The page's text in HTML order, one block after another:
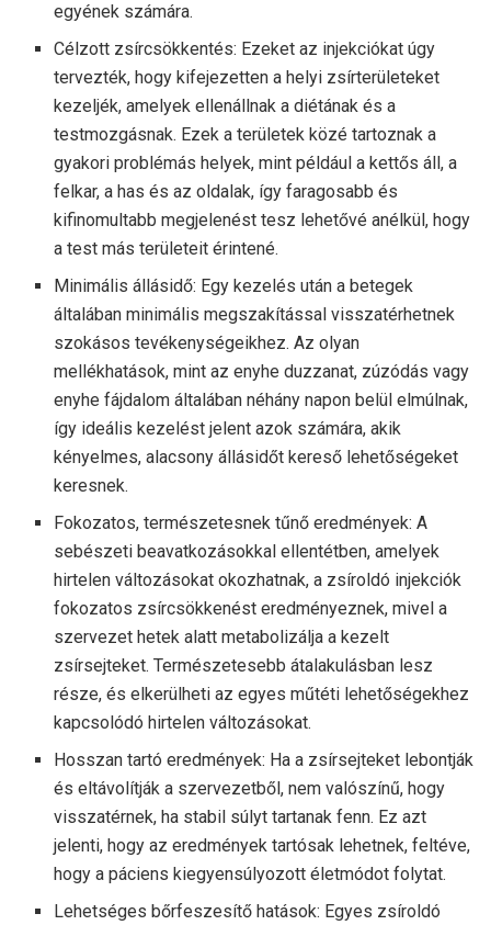
egyének számára.
Célzott zsírcsökkentés: Ezeket az injekciókat úgy
tervezték, hogy kifejezetten a helyi zsírterületeket
kezeljék, amelyek ellenállnak a diétának és a
testmozgásnak. Ezek a területek közé tartoznak a
gyakori problémás helyek, mint például a kettős áll, a
felkar, a has és az oldalak, így faragosabb és
kifinomultabb megjelenést tesz lehetővé anélkül, hogy
a test más területeit érintené.
Minimális állásidő: Egy kezelés után a betegek
általában minimális megszakítással visszatérhetnek
szokásos tevékenységeikhez. Az olyan
mellékhatások, mint az enyhe duzzanat, zúzódás vagy
enyhe fájdalom általában néhány napon belül elmúlnak,
így ideális kezelést jelent azok számára, akik
kényelmes, alacsony állásidőt kereső lehetőségeket
keresnek.
Fokozatos, természetesnek tűnő eredmények: A
sebészeti beavatkozásokkal ellentétben, amelyek
hirtelen változásokat okozhatnak, a zsíroldó injekciók
fokozatos zsírcsökkenést eredményeznek, mivel a
szervezet hetek alatt metabolizálja a kezelt
zsírsejteket. Természetesebb átalakulásban lesz
része, és elkerülheti az egyes műtéti lehetőségekhez
kapcsolódó hirtelen változásokat.
Hosszan tartó eredmények: Ha a zsírsejteket lebontják
és eltávolítják a szervezetből, nem valószínű, hogy
visszatérnek, ha stabil súlyt tartanak fenn. Ez azt
jelenti, hogy az eredmények tartósak lehetnek, feltéve,
hogy a páciens kiegyensúlyozott életmódot folytat.
Lehetséges bőrfeszesítő hatások: Egyes zsíroldó